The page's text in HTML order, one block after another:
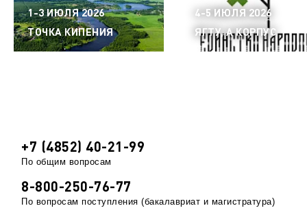
1-3 ИЮЛЯ 2026
ТОЧКА КИПЕНИЯ
4-5 ИЮЛЯ 2026
ЯГТУ, А КОРПУС
+7 (4852) 40-21-99
По общим вопросам
8-800-250-76-77
По вопросам поступления (бакалавриат и магистратура)